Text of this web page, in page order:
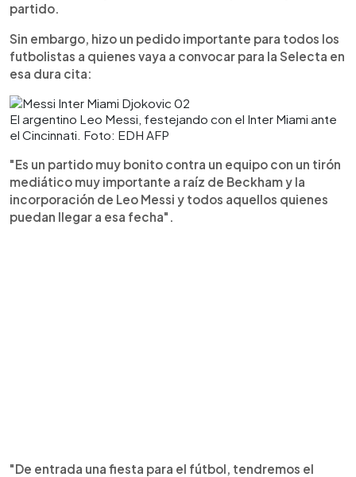
partido.
Sin embargo, hizo un pedido importante para todos los
futbolistas a quienes vaya a convocar para la Selecta en
esa dura cita:
El argentino Leo Messi, festejando con el Inter Miami ante
el Cincinnati. Foto: EDH AFP
"Es un partido muy bonito contra un equipo con un tirón
mediático muy importante a raíz de Beckham y la
incorporación de Leo Messi y todos aquellos quienes
puedan llegar a esa fecha".
"De entrada una fiesta para el fútbol, tendremos el